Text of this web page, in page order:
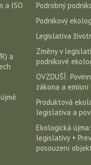
a ISO
a
Podrobný
Podnikový
Legislativa
Změny v
podnikové
OVZDUŠÍ:
zákona a emisní
Produktová
legislativa a
Ekologická
legislativy +
posouzení